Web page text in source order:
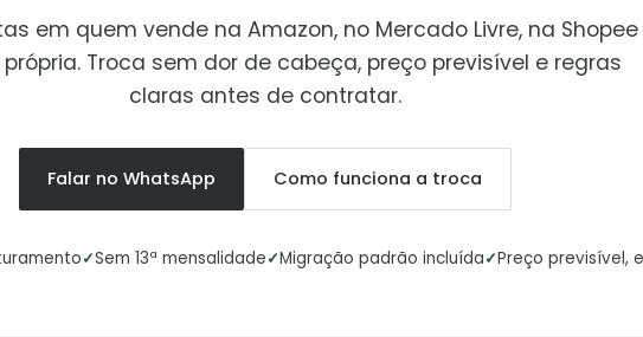
em quem vende na Amazon, no Mercado Livre, na Shopee
Troca sem dor de cabeça, preço previsível e regras
claras antes de contratar.
Falar no WhatsApp Como funciona a troca
✓Sem 13ª mensalidade✓Migração padrão incluída✓Preço previsível,